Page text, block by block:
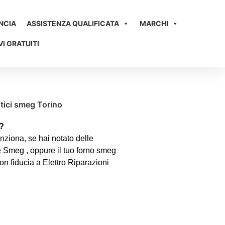
ASSISTENZA QUALIFICATA MARCHI
GRATUITI
se hai notato delle
, oppure il tuo forno smeg
fiducia a Elettro Riparazioni